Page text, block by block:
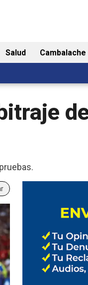
Salud Cambalache